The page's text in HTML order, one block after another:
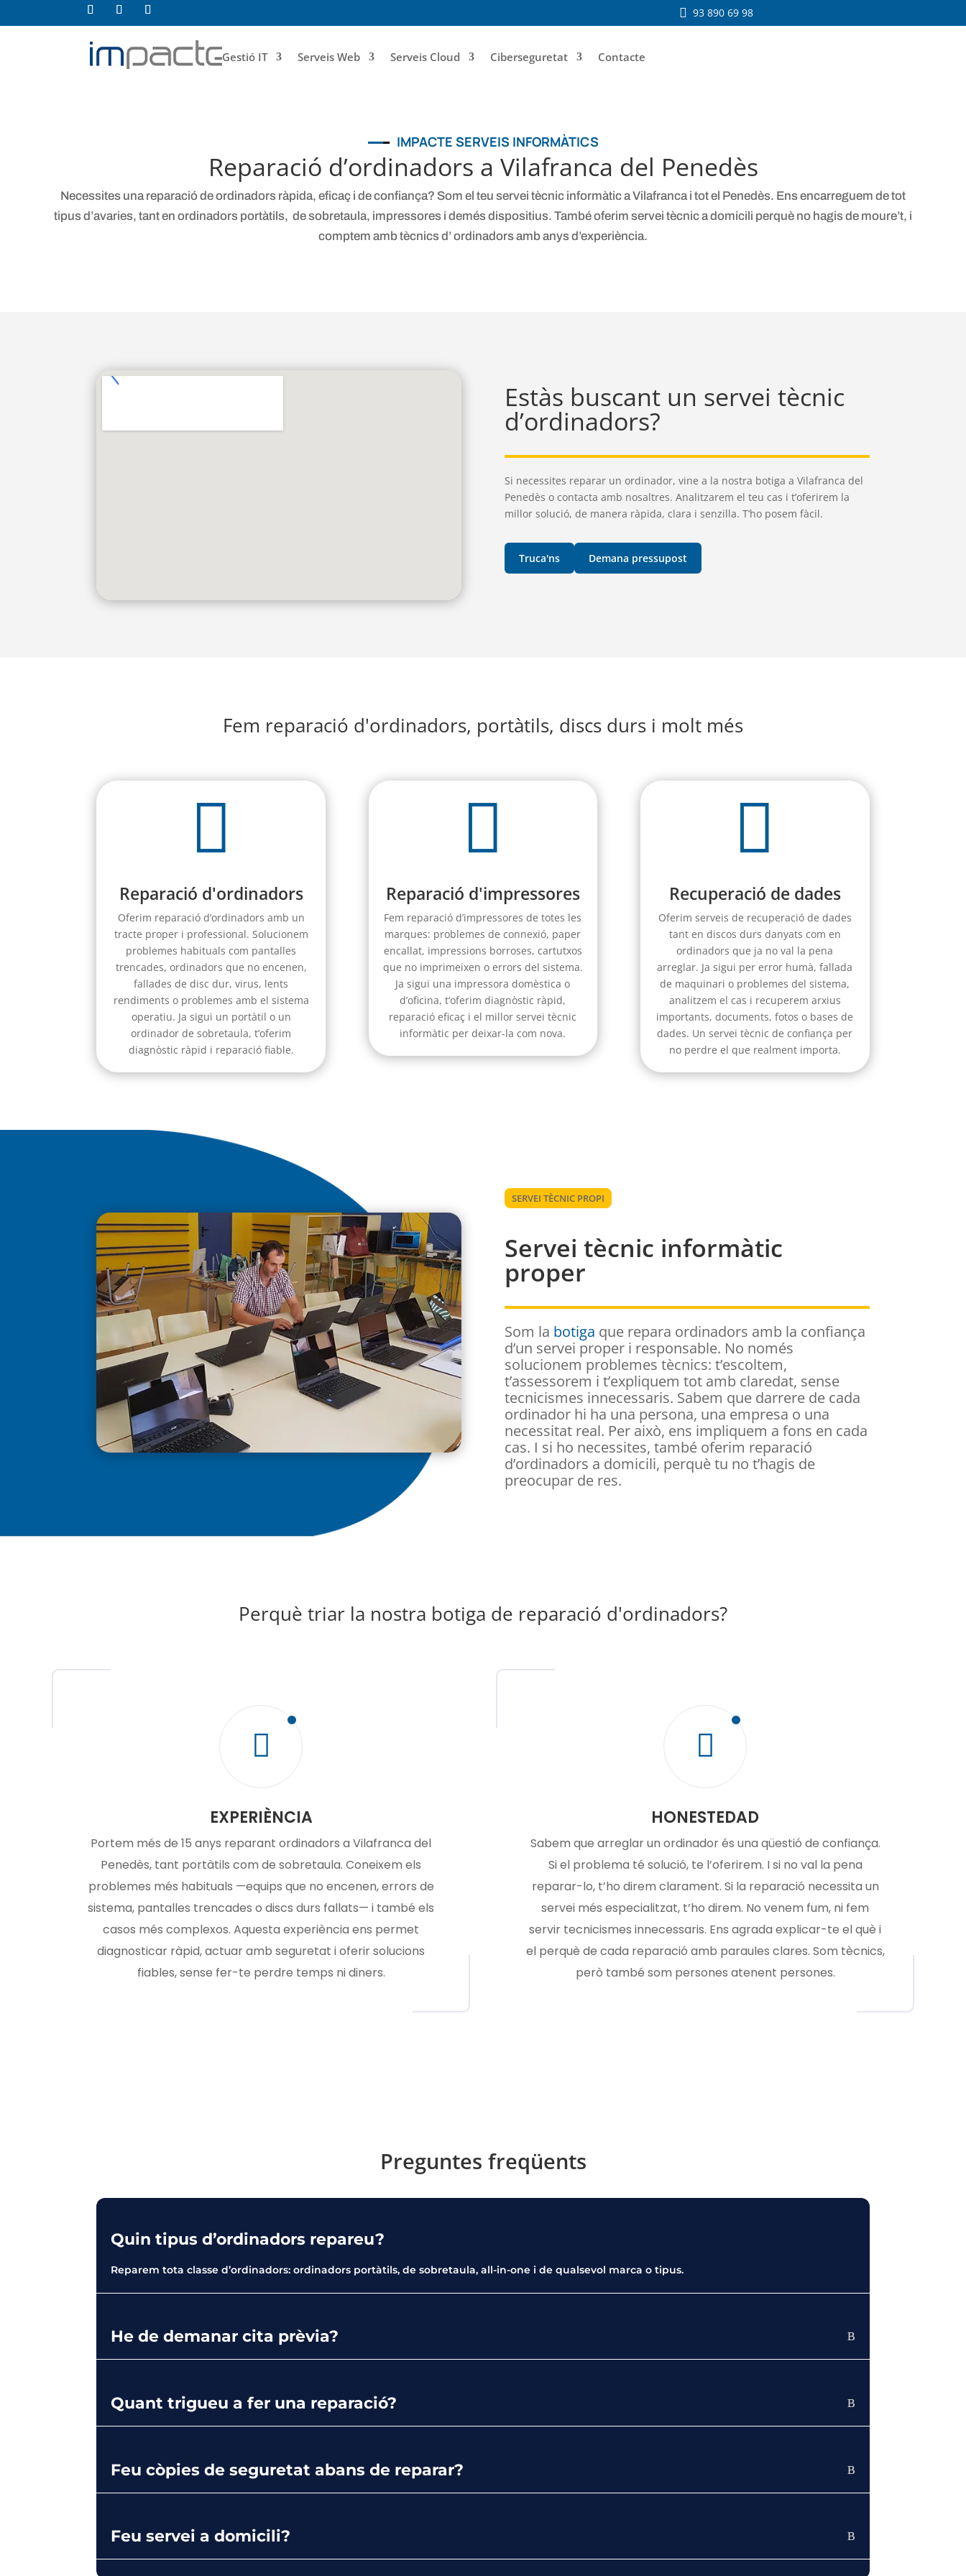
 93 890 69 98
Gestió IT Serveis Web Serveis Cloud Ciberseguretat Contacte
IMPACTE SERVEIS INFORMÀTICS
Reparació d’ordinadors a Vilafranca del Penedès
Necessites una reparació de ordinadors ràpida, eficaç i de confiança? Som el teu servei tècnic informàtic a Vilafranca i tot el Penedès. Ens encarreguem de tot
tipus d’avaries, tant en ordinadors portàtils, de sobretaula, impressores i demés dispositius. També oferim servei tècnic a domicili perquè no hagis de moure’t, i
comptem amb tècnics d’ ordinadors amb anys d’experiència.
Estàs buscant un servei tècnic
d’ordinadors?
Si necessites reparar un ordinador, vine a la nostra botiga a Vilafranca del
Penedès o contacta amb nosaltres. Analitzarem el teu cas i t’oferirem la
millor solució, de manera ràpida, clara i senzilla. T’ho posem fàcil.
Truca'ns Demana pressupost
Fem reparació d'ordinadors, portàtils, discs durs i molt més

Reparació d'ordinadors
Oferim reparació d’ordinadors amb un
tracte proper i professional. Solucionem
problemes habituals com pantalles
trencades, ordinadors que no encenen,
fallades de disc dur, virus, lents
rendiments o problemes amb el sistema
operatiu. Ja sigui un portàtil o un
ordinador de sobretaula, t’oferim
diagnòstic ràpid i reparació fiable.

Reparació d'impressores
Fem reparació d’impressores de totes les
marques: problemes de connexió, paper
encallat, impressions borroses, cartutxos
que no imprimeixen o errors del sistema.
Ja sigui una impressora domèstica o
d’oficina, t’oferim diagnòstic ràpid,
reparació eficaç i el millor servei tècnic
informàtic per deixar-la com nova.

Recuperació de dades
Oferim serveis de recuperació de dades
tant en discos durs danyats com en
ordinadors que ja no val la pena
arreglar. Ja sigui per error humà, fallada
de maquinari o problemes del sistema,
analitzem el cas i recuperem arxius
importants, documents, fotos o bases de
dades. Un servei tècnic de confiança per
no perdre el que realment importa.
SERVEI TÈCNIC PROPI
Servei tècnic informàtic
proper
Som la botiga que repara ordinadors amb la confiança
d’un servei proper i responsable. No només
solucionem problemes tècnics: t’escoltem,
t’assessorem i t’expliquem tot amb claredat, sense
tecnicismes innecessaris. Sabem que darrere de cada
ordinador hi ha una persona, una empresa o una
necessitat real. Per això, ens impliquem a fons en cada
cas. I si ho necessites, també oferim reparació
d’ordinadors a domicili, perquè tu no t’hagis de
preocupar de res.
Perquè triar la nostra botiga de reparació d'ordinadors?

EXPERIÈNCIA
Portem més de 15 anys reparant ordinadors a Vilafranca del
Penedès, tant portàtils com de sobretaula. Coneixem els
problemes més habituals —equips que no encenen, errors de
sistema, pantalles trencades o discs durs fallats— i també els
casos més complexos. Aquesta experiència ens permet
diagnosticar ràpid, actuar amb seguretat i oferir solucions
fiables, sense fer-te perdre temps ni diners.

HONESTEDAD
Sabem que arreglar un ordinador és una qüestió de confiança.
Si el problema té solució, te l’oferirem. I si no val la pena
reparar-lo, t’ho direm clarament. Si la reparació necessita un
servei més especialitzat, t’ho direm. No venem fum, ni fem
servir tecnicismes innecessaris. Ens agrada explicar-te el què i
el perquè de cada reparació amb paraules clares. Som tècnics,
però també som persones atenent persones.
Preguntes freqüents
Quin tipus d’ordinadors repareu?
Reparem tota classe d’ordinadors: ordinadors portàtils, de sobretaula, all-in-one i de qualsevol marca o tipus.
He de demanar cita prèvia?
Quant trigueu a fer una reparació?
Feu còpies de seguretat abans de reparar?
Feu servei a domicili?